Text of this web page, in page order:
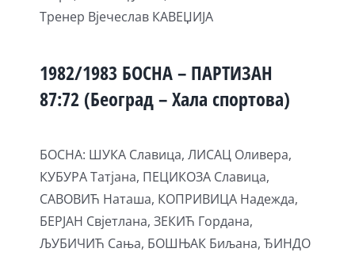
Тренер Вјечеслав КАВЕЏИЈА
1982/1983 БОСНА – ПАРТИЗАН
87:72 (Београд – Хала спортова)
БОСНА: ШУКА Славица, ЛИСАЦ Оливера,
КУБУРА Татјана, ПЕЦИКОЗА Славица,
САВОВИЋ Наташа, КОПРИВИЦА Надежда,
БЕРЈАН Свјетлана, ЗЕКИЋ Гордана,
ЉУБИЧИЋ Сања, БОШЊАК Биљана, ЂИНДО